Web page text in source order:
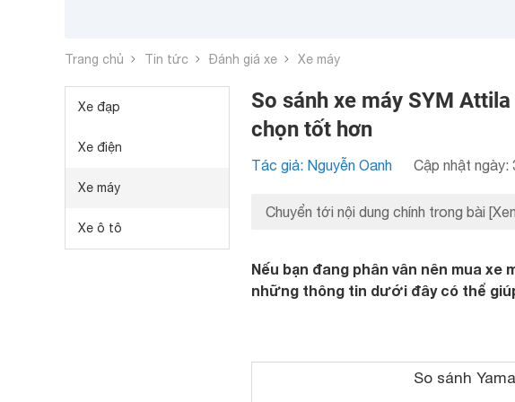
Trang chủ Tin tức Đánh giá xe Xe máy
Xe đạp
Xe điện
Xe máy
Xe ô tô
So sánh xe máy SYM
chọn tốt hơn
Tác giả: Nguyễn Oanh Cập nhật ngày:
Chuyển tới nội dung chính trong bài
Nếu bạn đang phân vân nên mua xe
những thông tin dưới đây có thể
So sánh